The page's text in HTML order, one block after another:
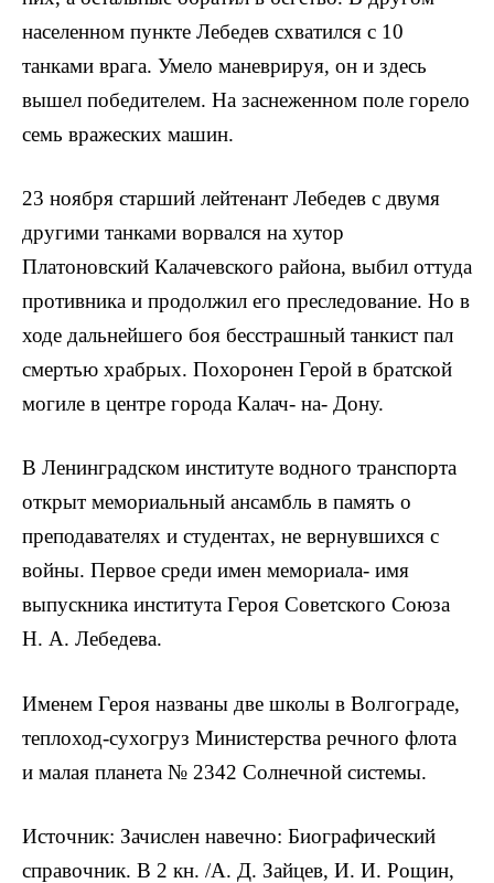
населенном пункте Лебедев схватился с 10
танками врага. Умело маневрируя, он и здесь
вышел победителем. На заснеженном поле горело
семь вражеских машин.
23 ноября старший лейтенант Лебедев с двумя
дру­гими танками ворвался на хутор
Платоновский Калачевского района, выбил оттуда
противника и продолжил его преследование. Но в
ходе дальнейшего боя бесстраш­ный танкист пал
смертью храбрых. Похоронен Герой в братской
могиле в центре города Калач- на- Дону.
В Ленинградском институте водного транспорта
от­крыт мемориальный ансамбль в память о
преподавателях и студентах, не вернувшихся с
войны. Первое среди имен мемориала- имя
выпускника института Героя Советского Союза
Н. А. Лебедева.
Именем Героя названы две школы в Волгограде,
те­плоход-сухогруз Министерства речного флота
и малая планета № 2342 Солнечной системы.
Источник: Зачислен навечно: Биографический
справочник. В 2 кн. /А. Д. Зайцев, И. И. Рощин,